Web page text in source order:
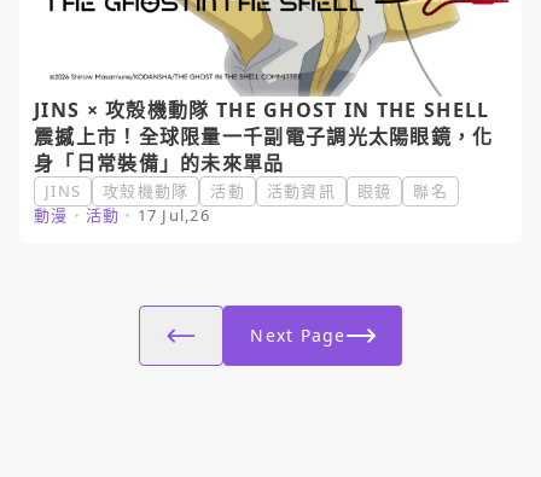
JINS × 攻殻機動隊 THE GHOST IN THE SHELL
震撼上市！全球限量一千副電子調光太陽眼鏡，化
身「日常裝備」的未來單品
JINS 攻殼機動隊 活動 活動資訊 眼鏡
聯名
動漫 ・ 活動 ・ 17 Jul,26
Next Page